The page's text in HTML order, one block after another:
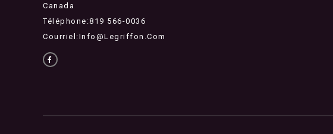
Canada
Téléphone:819 566-0036
Courriel:Info@legriffon.com